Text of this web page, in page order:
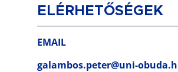
ELÉRHETŐSÉGEK
EMAIL
galambos.peter@uni-